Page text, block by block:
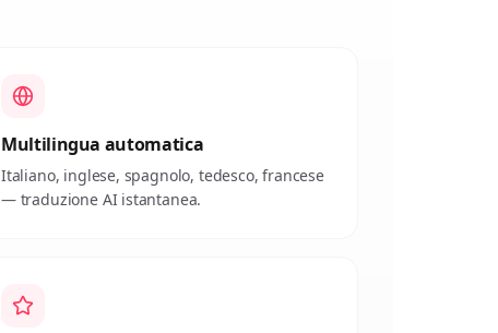
Multilingua automatica
Italiano, inglese, spagnolo, tedesco, francese
— traduzione AI istantanea.